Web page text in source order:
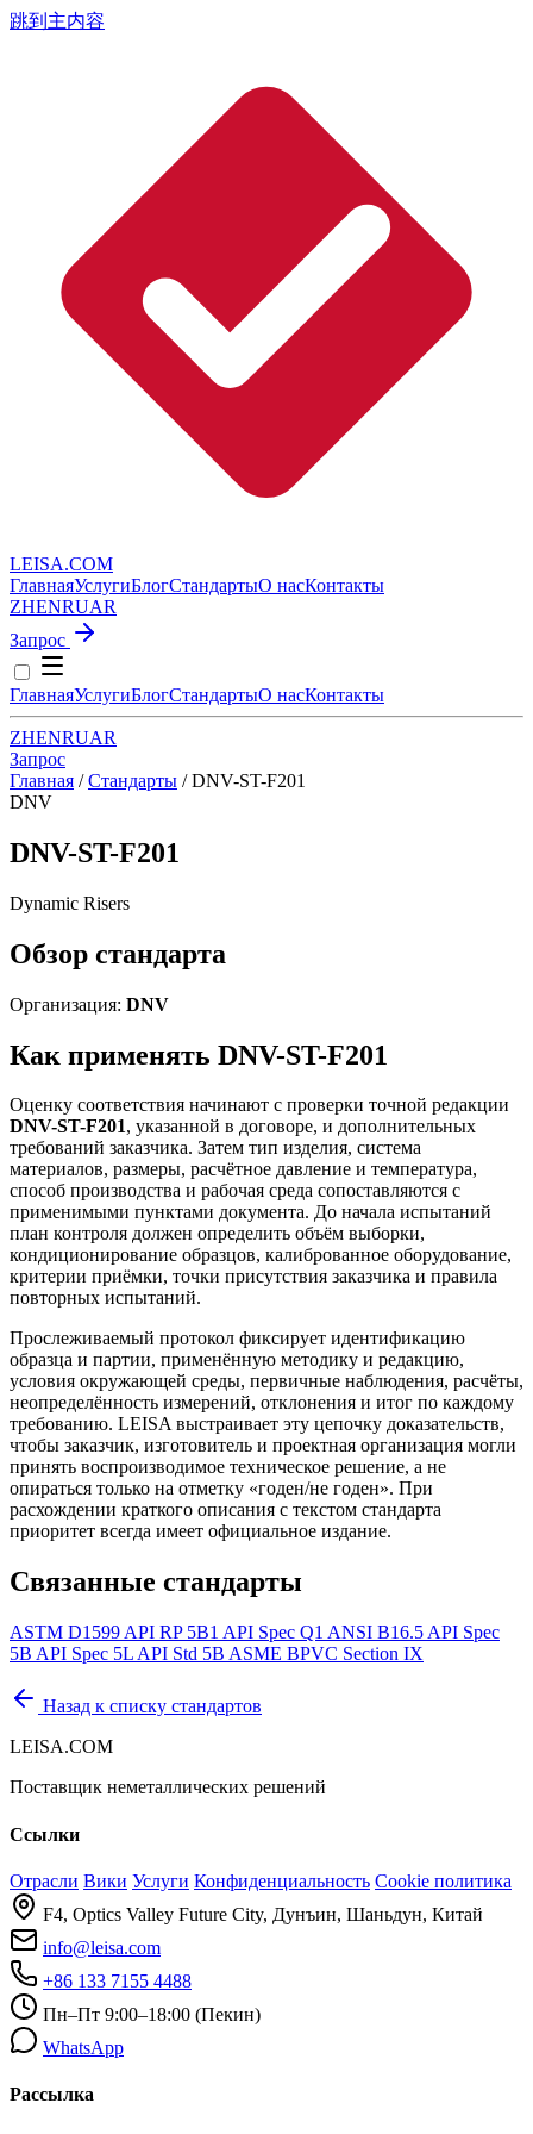
跳到主内容
LEISA.COM
ГлавнаяУслугиБлогСтандартыО насКонтакты
ZHENRUAR
Запрос
ГлавнаяУслугиБлогСтандартыО насКонтакты
ZHENRUAR
Запрос
Главная / Стандарты / DNV-ST-F201
DNV
DNV-ST-F201
Dynamic Risers
Обзор стандарта
Организация: DNV
Как применять DNV-ST-F201
Оценку соответствия начинают с проверки точной редакции
DNV-ST-F201, указанной в договоре, и дополнительных
требований заказчика. Затем тип изделия, система
материалов, размеры, расчётное давление и температура,
способ производства и рабочая среда сопоставляются с
применимыми пунктами документа. До начала испытаний
план контроля должен определить объём выборки,
кондиционирование образцов, калиброванное оборудование,
критерии приёмки, точки присутствия заказчика и правила
повторных испытаний.
Прослеживаемый протокол фиксирует идентификацию
образца и партии, применённую методику и редакцию,
условия окружающей среды, первичные наблюдения, расчёты,
неопределённость измерений, отклонения и итог по каждому
требованию. LEISA выстраивает эту цепочку доказательств,
чтобы заказчик, изготовитель и проектная организация могли
принять воспроизводимое техническое решение, а не
опираться только на отметку «годен/не годен». При
расхождении краткого описания с текстом стандарта
приоритет всегда имеет официальное издание.
Связанные стандарты
ASTM D1599 API RP 5B1 API Spec Q1 ANSI B16.5 API Spec
5B API Spec 5L API Std 5B ASME BPVC Section IX
Назад к списку стандартов
LEISA.COM
Поставщик неметаллических решений
Ссылки
Отрасли Вики Услуги Конфиденциальность Cookie политика
F4, Optics Valley Future City, Дунъин, Шаньдун, Китай
info@leisa.com
+86 133 7155 4488
Пн–Пт 9:00–18:00 (Пекин)
WhatsApp
Рассылка